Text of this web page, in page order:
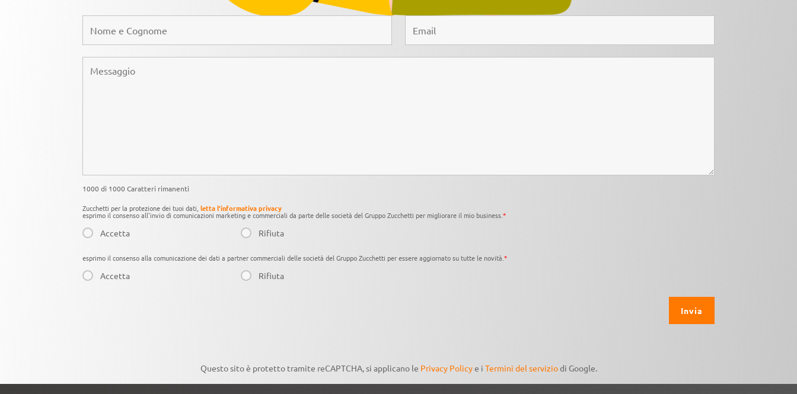
1000 di 1000 Caratteri rimanenti
Zucchetti per la protezione dei tuoi dati,letta l'informativa privacy
esprimo il consenso all'invio di comunicazioni marketing e commerciali da parte delle società del Gruppo Zucchetti per migliorare il mio business.*
Accetta Rifiuta
esprimo il consenso alla comunicazione dei dati a partner commerciali delle società del Gruppo Zucchetti per essere aggiornato su tutte le novità.*
Accetta Rifiuta
Questo sito è protetto tramite reCAPTCHA, si applicano le Privacy Policye i Termini del serviziodi Google.